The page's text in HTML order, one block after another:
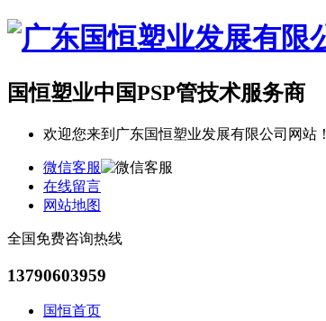
国恒塑业中国PSP管技术服务商
欢迎您来到广东国恒塑业发展有限公司网站！
微信客服
在线留言
网站地图
全国免费咨询热线
13790603959
国恒首页